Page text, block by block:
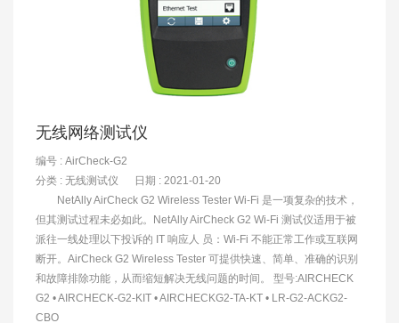
无线网络测试仪
编号 : AirCheck-G2
分类 : 无线测试仪 日期 : 2021-01-20
NetAlly AirCheck G2 Wireless Tester Wi-Fi 是一项复杂的技术，
但其测试过程未必如此。NetAlly AirCheck G2 Wi-Fi 测试仪适用于被
派往一线处理以下投诉的 IT 响应人 员：Wi-Fi 不能正常工作或互联网
断开。AirCheck G2 Wireless Tester 可提供快速、简单、准确的识别
和故障排除功能，从而缩短解决无线问题的时间。 型号:AIRCHECK
G2 • AIRCHECK-G2-KIT • AIRCHECKG2-TA-KT • LR-G2-ACKG2-
CBO